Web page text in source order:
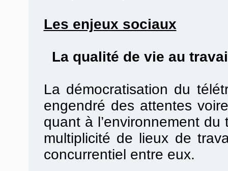
Les enjeux sociaux
La qualité de vie au
La démocratisation du
engendré des attentes
quant à l’environnement
multiplicité de lieux de
concurrentiel entre eux.